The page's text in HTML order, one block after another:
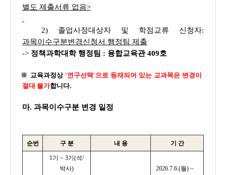
별도 제출서류 없음>
2) 졸업사정대상자 및 학점교류 신청자:
과목이수구분변경신청서 행정팀 제출
-> 정책과학대학 행정팀 : 융합교육관 409호
※ 교육과정상 '연구선택'으로 등재되어 있는 교과목은 변경이
절대 불가합니다.
마. 과목이수구분 변경 일정
순번 구 분 내 용 기 간
1기 ~ 3기(석/
박사)
2026.7.6.(월) ~